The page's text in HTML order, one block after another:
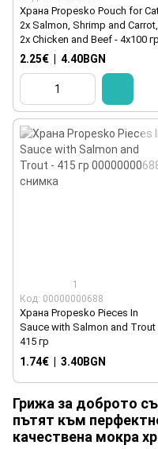
Храна Propesko Pouch for
2x Salmon, Shrimp and Carrot,
2x Chicken and Beef - 4x100 гр
2.25€ 4.40BGN
1
Код: 00000000688
Храна Propesko Pieces In
Sauce with Salmon and Trout
415 гр
1.74€ 3.40BGN
Грижа за доброто
пътят към
качествена мокра